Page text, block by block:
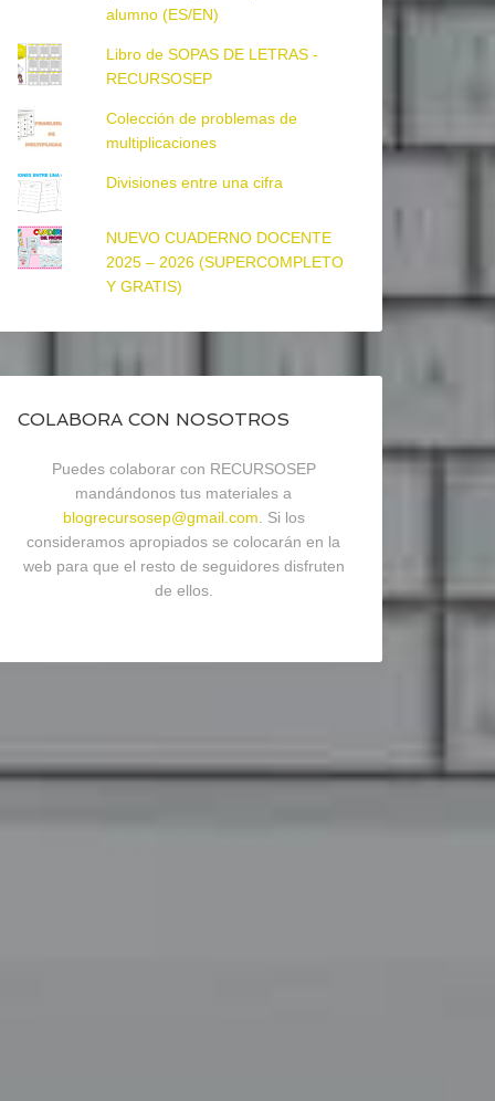
alumno (ES/EN)
Libro de SOPAS DE LETRAS -
RECURSOSEP
Colección de problemas de
multiplicaciones
Divisiones entre una cifra
NUEVO CUADERNO DOCENTE
2025 – 2026 (SUPERCOMPLETO
Y GRATIS)
COLABORA CON NOSOTROS
Puedes colaborar con RECURSOSEP
mandándonos tus materiales a
blogrecursosep@gmail.com . Si los
consideramos apropiados se colocarán en la
web para que el resto de seguidores disfruten
de ellos.